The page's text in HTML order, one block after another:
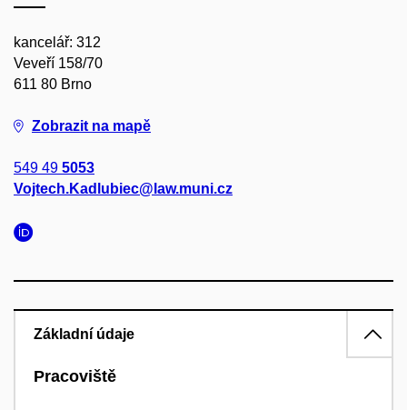
kancelář: 312
Veveří 158/70
611 80 Brno
Zobrazit na mapě
549 49 5053
Vojtech.Kadlubiec@law.muni.cz
Základní údaje
Pracoviště